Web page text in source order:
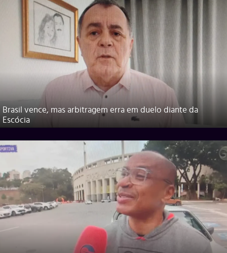
Brasil vence, mas arbitragem erra em duelo diante da
Escócia